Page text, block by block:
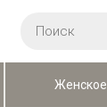
Женское